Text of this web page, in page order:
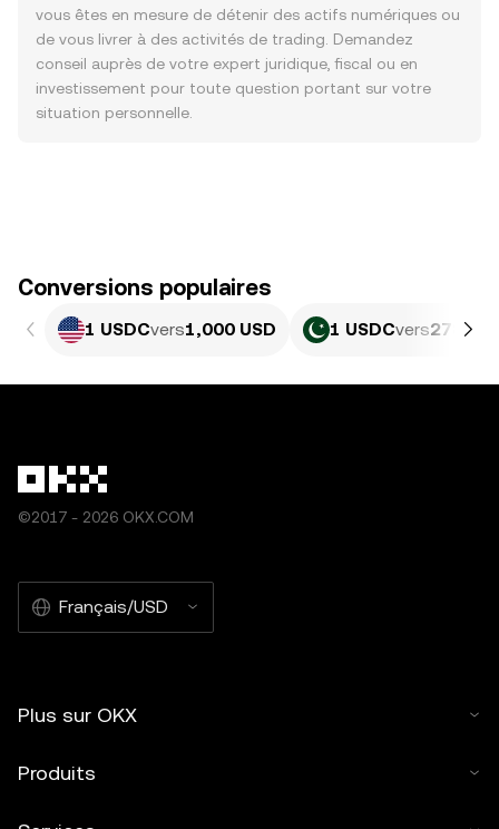
vous êtes en mesure de détenir des actifs numériques ou
de vous livrer à des activités de trading. Demandez
conseil auprès de votre expert juridique, fiscal ou en
investissement pour toute question portant sur votre
situation personnelle.
Conversions populaires
1 USDCvers1,000 USD 1 USDCvers278
©2017 - 2026 OKX.COM
Français/USD
Plus sur OKX
Produits